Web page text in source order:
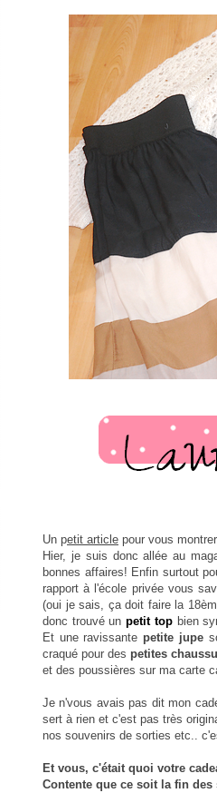
Un petit article pour vous
Hier, je suis donc allée au
bonnes affaires! Enfin surtout
rapport à l'école privée vous
(oui je sais, ça doit faire la
donc trouvé unpetit topbien
Et une ravissante petite jupe
craqué pour des petites
et des poussières sur ma carte
Je n'vous avais pas dit mon
sert à rien et c'est pas très
nos souvenirs de sorties etc..
Et vous, c'était quoi votre
Contente que ce soit la fin des